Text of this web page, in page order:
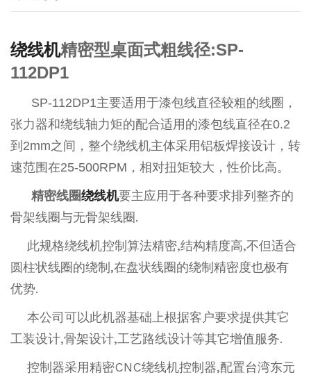
绕线机精密型桌面式粗线径:SP-
112DP1
SP-112DP1主要适用于漆包线直径较粗的线圈，
张力器和绕线轴力矩的配合适用的漆包线直径在0.2
到 2mm之间，整个绕线机主体采用铝板焊接设计，转
速范围在25-500RPM ，相对扭矩较大，性价比高。
精密线圈绕线机要主应用于各种要求排列整齐的
骨架线圈与无骨架线圈.
此规格绕线机控制算法精密,结构精度高,不但适合
圆柱状线圈的绕制,在盘状线圈的绕制精密度也极有
优势.
本公司可以此机器基础上根据客户要求提供其它
工装设计,骨架设计,工艺路线设计等其它增值服务.
控制器采用精密CNC绕线机控制器,配置台湾东元